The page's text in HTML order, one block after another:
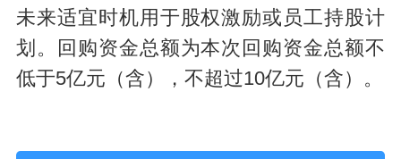
未来适宜时机用于股权激励或员工持股计
划。回购资金总额为本次回购资金总额不
低于5亿元（含），不超过10亿元（含）。